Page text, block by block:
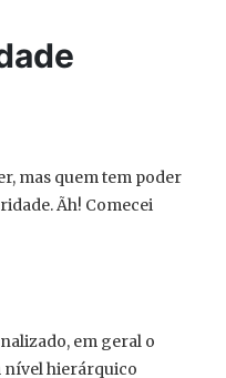
mas quem tem poder
Ãh! Comecei
em geral o
nível hierárquico